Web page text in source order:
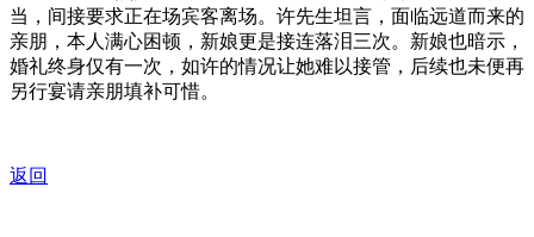
当，间接要求正在场宾客离场。许先生坦言，面临远道而来的
亲朋，本人满心困顿，新娘更是接连落泪三次。新娘也暗示，
婚礼终身仅有一次，如许的情况让她难以接管，后续也未便再
另行宴请亲朋填补可惜。
返回